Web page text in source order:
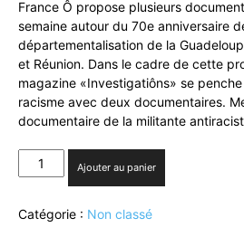
France Ô propose plusieurs
semaine autour du 70e anniversaire
départementalisation de la
et Réunion. Dans le cadre de cette
magazine «Investigatiôns» se
racisme avec deux documentaires.
documentaire de la militante
quantité
de
Ô
Ajouter au panier
Catégorie : Non classé